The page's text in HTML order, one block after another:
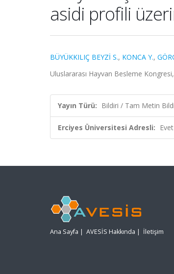
asidi profili
BÜYÜKKILIÇ BEYZİ S., KONCA Y.,
Uluslararası Hayvan Besleme
Yayın Türü: Bildiri / Tam Metin
Erciyes Üniversitesi Adresli: Evet
Ana Sayfa | AVESİS Hakkında | İletişim